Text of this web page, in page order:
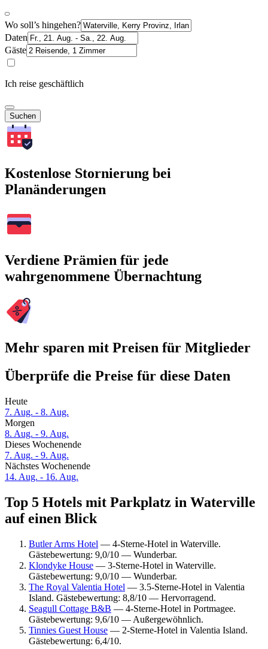
Wo soll’s hingehen?
Daten
Gäste
Ich reise geschäftlich
Suchen
Kostenlose Stornierung bei
Planänderungen
Verdiene Prämien für jede
wahrgenommene Übernachtung
Mehr sparen mit Preisen für Mitglieder
Überprüfe die Preise für diese Daten
Heute
7. Aug. - 8. Aug.
Morgen
8. Aug. - 9. Aug.
Dieses Wochenende
7. Aug. - 9. Aug.
Nächstes Wochenende
14. Aug. - 16. Aug.
Top 5 Hotels mit Parkplatz in Waterville
auf einen Blick
Butler Arms Hotel — 4-Sterne-Hotel in Waterville.
Gästebewertung: 9,0/10 — Wunderbar.
Klondyke House — 3-Sterne-Hotel in Waterville.
Gästebewertung: 9,0/10 — Wunderbar.
The Royal Valentia Hotel — 3.5-Sterne-Hotel in Valentia
Island. Gästebewertung: 8,8/10 — Hervorragend.
Seagull Cottage B&B — 4-Sterne-Hotel in Portmagee.
Gästebewertung: 9,6/10 — Außergewöhnlich.
Tinnies Guest House — 2-Sterne-Hotel in Valentia Island.
Gästebewertung: 6,4/10.